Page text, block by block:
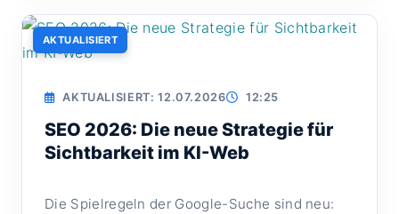
AKTUALISIERT
AKTUALISIERT: 12.07.2026 12:25
SEO 2026: Die neue Strategie für
Sichtbarkeit im KI-Web
Die Spielregeln der Google-Suche sind neu: